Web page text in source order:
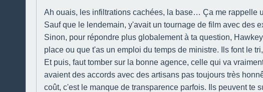
Ah ouais, les infiltrations cachées, la base… Ça me rappelle
Sauf que le lendemain, y'avait un tournage de film avec des
Sinon, pour répondre plus globalement à ta question,
place ou que t'as un emploi du temps de ministre. Ils font le
Et puis, faut tomber sur la bonne agence, celle qui va
avaient des accords avec des artisans pas toujours très
coût, c'est le manque de transparence parfois. Ils peuvent te